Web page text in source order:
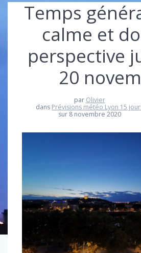
Temps
calme et
perspective
20
par Olivier
dans Prévisions météo Lyon 15
sur 8 novembre 2020